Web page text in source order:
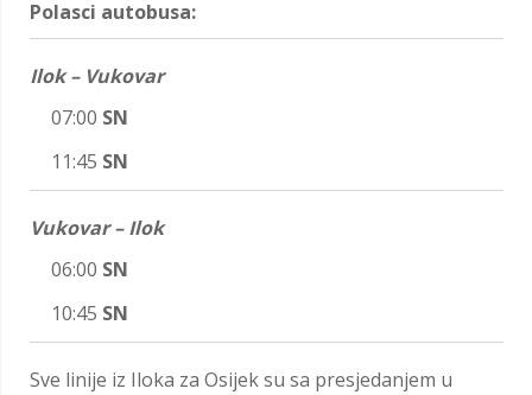
Polasci autobusa:
Ilok – Vukovar
07:00 SN
11:45 SN
Vukovar – Ilok
06:00 SN
10:45 SN
Sve linije iz Iloka za Osijek su sa presjedanjem u